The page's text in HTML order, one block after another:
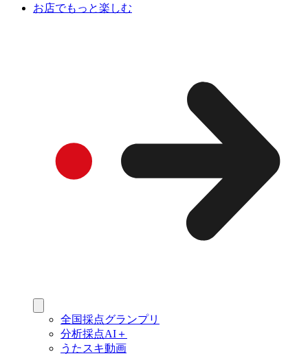
お店でもっと楽しむ
全国採点グランプリ
分析採点AI＋
うたスキ動画